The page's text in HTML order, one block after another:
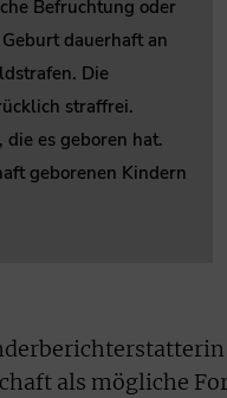
Befruchtung oder
dauerhaft an
Die
straffrei.
die es geboren hat.
geborenen Kindern
als mögliche